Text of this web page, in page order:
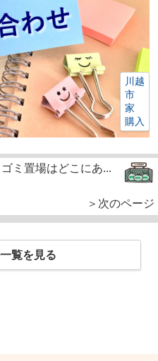
川越
市
家
購入
ゴミ置場はどこにあ...
＞次のページ
覧を見る